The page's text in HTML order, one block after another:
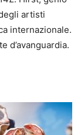
artisti
internazionale.
d’avanguardia.